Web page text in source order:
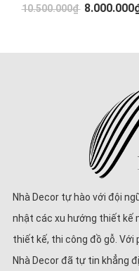
10.500.000₫
Nhà Decor tự hào với đội
nhật các xu hướng thiết kế
thiết kế, thi công đồ gỗ. Với
Nhà Decor đã tự tin khẳng